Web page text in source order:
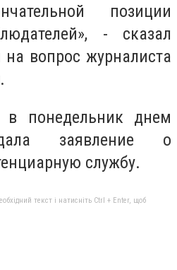
позиции
- сказал
на вопрос журналиста
понедельник днем
заявление о
службу.
текст і натисніть Ctrl + Enter, щоб